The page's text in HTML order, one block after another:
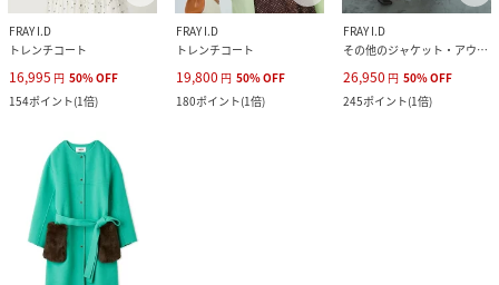
FRAY I.D
トレンチコート
16,995 円 50%OFF
154ポイント(1倍)
FRAY I.D
トレンチコート
19,800 円 50%OFF
180ポイント(1倍)
FRAY I.D
その他のジャケット・アウター
26,950 円 50%OFF
245ポイント(1倍)